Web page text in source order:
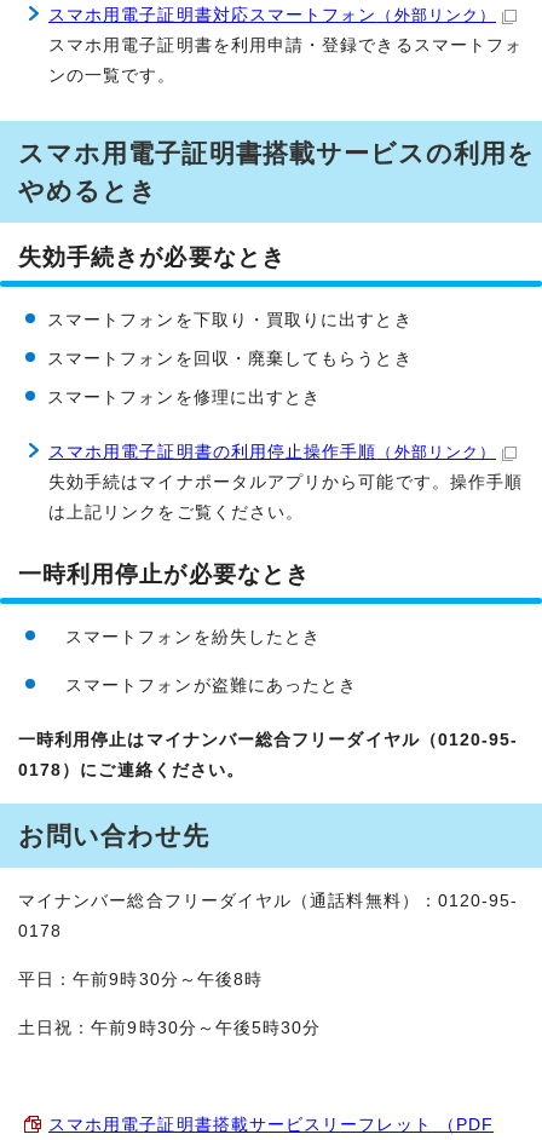
スマホ用電子証明書対応スマートフォン （外部リンク）
スマホ用電子証明書を利用申請・登録できるスマートフォ
ンの一覧です。
スマホ用電子証明書搭載サービスの利用を
やめるとき
失効手続きが必要なとき
スマートフォンを下取り・買取りに出すとき
スマートフォンを回収・廃棄してもらうとき
スマートフォンを修理に出すとき
スマホ用電子証明書の利用停止操作手順 （外部リンク）
失効手続はマイナポータルアプリから可能です。操作手順
は上記リンクをご覧ください。
一時利用停止が必要なとき
スマートフォンを紛失したとき
スマートフォンが盗難にあったとき
一時利用停止はマイナンバー総合フリーダイヤル（0120-95-
0178）にご連絡ください。
お問い合わせ先
マイナンバー総合フリーダイヤル（通話料無料）：0120-95-
0178
平日：午前9時30分～午後8時
土日祝：午前9時30分～午後5時30分
スマホ用電子証明書搭載サービスリーフレット （PDF